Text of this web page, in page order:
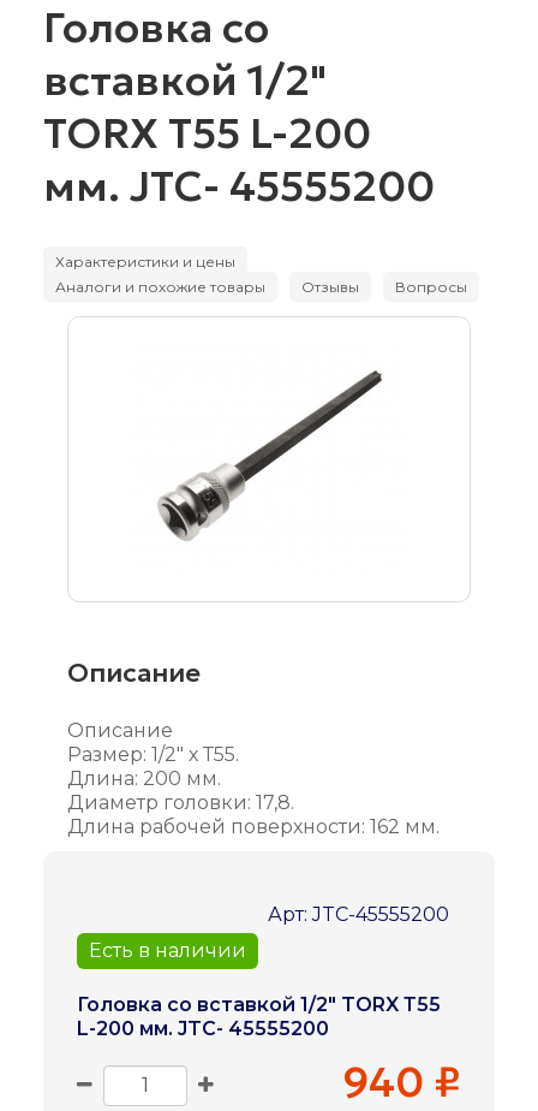
Головка со
вставкой 1/2"
TORX Т55 L-200
мм. JTC- 45555200
Характеристики и цены
Аналоги и похожие товары
Отзывы Вопросы
Описание
Описание
Размер: 1/2" х Т55.
Длина: 200 мм.
Диаметр головки: 17,8.
Длина рабочей поверхности: 162 мм.
Арт: JTC-45555200
Есть в наличии
Головка со вставкой 1/2" TORX Т55
L-200 мм. JTC- 45555200
940 ₽